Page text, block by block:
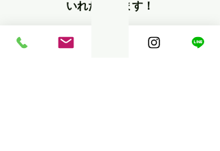
いれたりします！
そのままでも美味しいですがケチャッ